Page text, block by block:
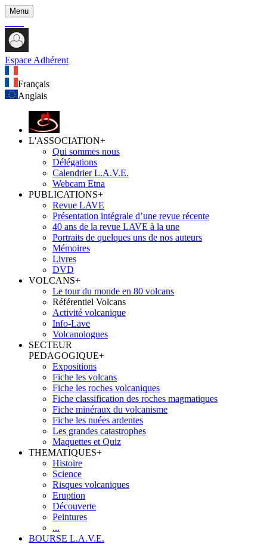
Menu
Espace Adhérent
Français
Anglais
L'ASSOCIATION+
Qui sommes nous
Délégations
Calendrier L.A.V.E.
Webcam Etna
PUBLICATIONS+
Revue LAVE
Présentation intégrale d’une revue récente
40 ans de la revue LAVE à la une
Portraits de quelques uns de nos auteurs
Mémoires
Livres
DVD
VOLCANS+
Le tour du monde en 80 volcans
Référentiel Volcans
Activité volcanique
Info-Lave
Volcanologues
SECTEUR
PEDAGOGIQUE+
Expositions
Fiche les volcans
Fiche les roches volcaniques
Fiche classification des roches magmatiques
Fiche minéraux du volcanisme
Fiche les nuées ardentes
Les grandes catastrophes
Maquettes et Quiz
THEMATIQUES+
Histoire
Science
Risques volcaniques
Eruption
Découverte
Peintures
...
BOURSE L.A.V.E.